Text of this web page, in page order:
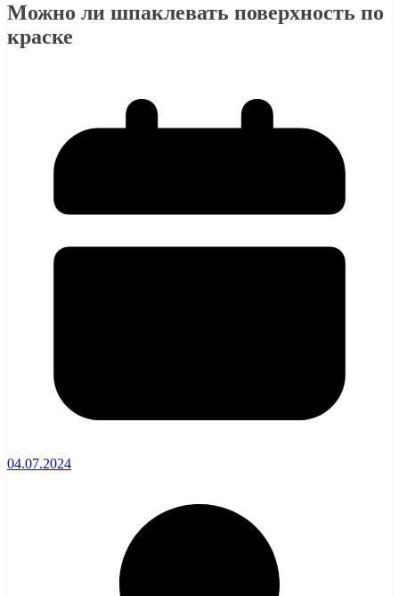
Можно ли шпаклевать поверхность по
краске
04.07.2024